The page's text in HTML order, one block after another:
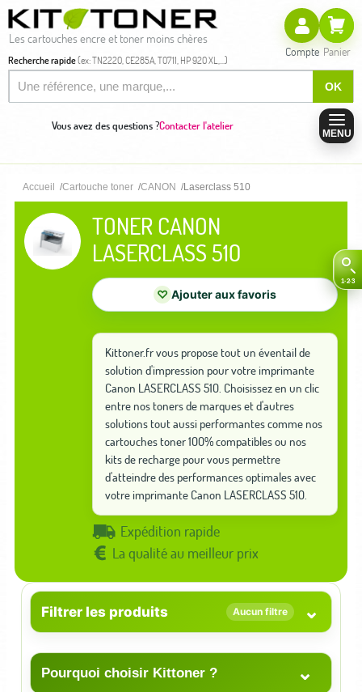
Les cartouches encre et toner moins chères
Recherche rapide(ex: TN2220, CE285A, T0711, HP 920 XL,...)
OK
Compte Panier
Vous avez des questions ?Contacter l'atelier
MENU
Accueil Cartouche toner CANON Laserclass 510
TONER CANON
LASERCLASS 510
♡ Ajouter aux favoris
Kittoner.fr vous propose tout un éventail de
solution d'impression pour votre imprimante
Canon LASERCLASS 510. Choisissez en un clic
entre nos toners de marques et d'autres
solutions tout aussi performantes comme nos
cartouches toner 100% compatibles ou nos
kits de recharge pour vous permettre
d'atteindre des performances optimales avec
votre imprimante Canon LASERCLASS 510.
Expédition rapide
La qualité au meilleur prix
Filtrer les produits Aucun filtre ⌄
Pourquoi choisir Kittoner ? ⌄